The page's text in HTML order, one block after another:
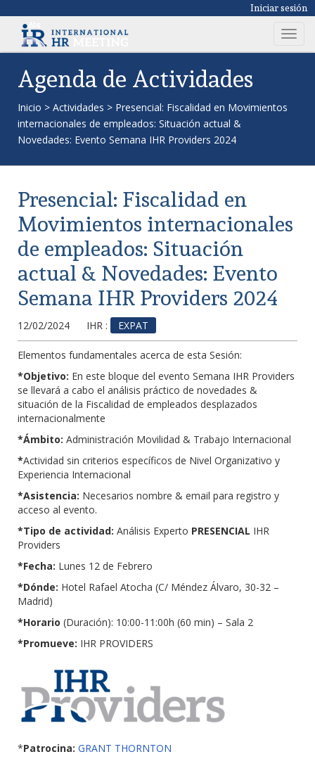
Iniciar sesión
T
o
v
t
Agenda de Actividades
Inicio > Actividades > Presencial: Fiscalidad en Movimientos
internacionales de empleados: Situación actual &
Novedades: Evento Semana IHR Providers 2024
Presencial: Fiscalidad en
Movimientos internacionales
de empleados: Situación
actual & Novedades: Evento
Semana IHR Providers 2024
12/02/2024 IHR : EXPAT
Elementos fundamentales acerca de esta Sesión:
*Objetivo: En este bloque del evento Semana IHR Providers
se llevará a cabo el análisis práctico de novedades &
situación de la Fiscalidad de empleados desplazados
internacionalmente
*Ámbito: Administración Movilidad & Trabajo Internacional
*Actividad sin criterios específicos de Nivel Organizativo y
Experiencia Internacional
*Asistencia: Necesarios nombre & email para registro y
acceso al evento.
*Tipo de actividad: Análisis Experto PRESENCIAL IHR
Providers
*Fecha: Lunes 12 de Febrero
*Dónde: Hotel Rafael Atocha (C/ Méndez Álvaro, 30-32 –
Madrid)
*Horario (Duración): 10:00-11:00h (60 min) – Sala 2
*Promueve: IHR PROVIDERS
*Patrocina: GRANT THORNTON